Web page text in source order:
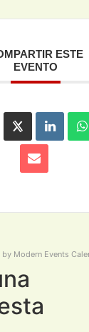
ESTE
EVENTO
by Modern Events